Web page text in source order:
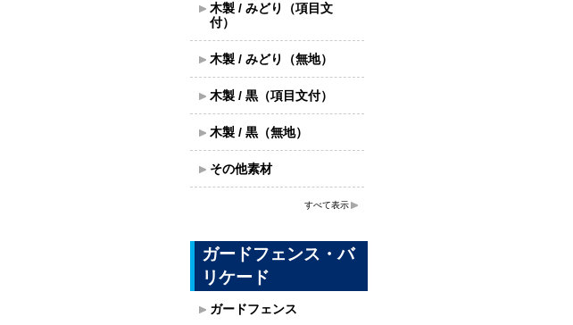
木製 / みどり（項目文
付）
木製 / みどり（無地）
木製 / 黒（項目文付）
木製 / 黒（無地）
その他素材
すべて表示
ガードフェンス・バ
リケード
ガードフェンス